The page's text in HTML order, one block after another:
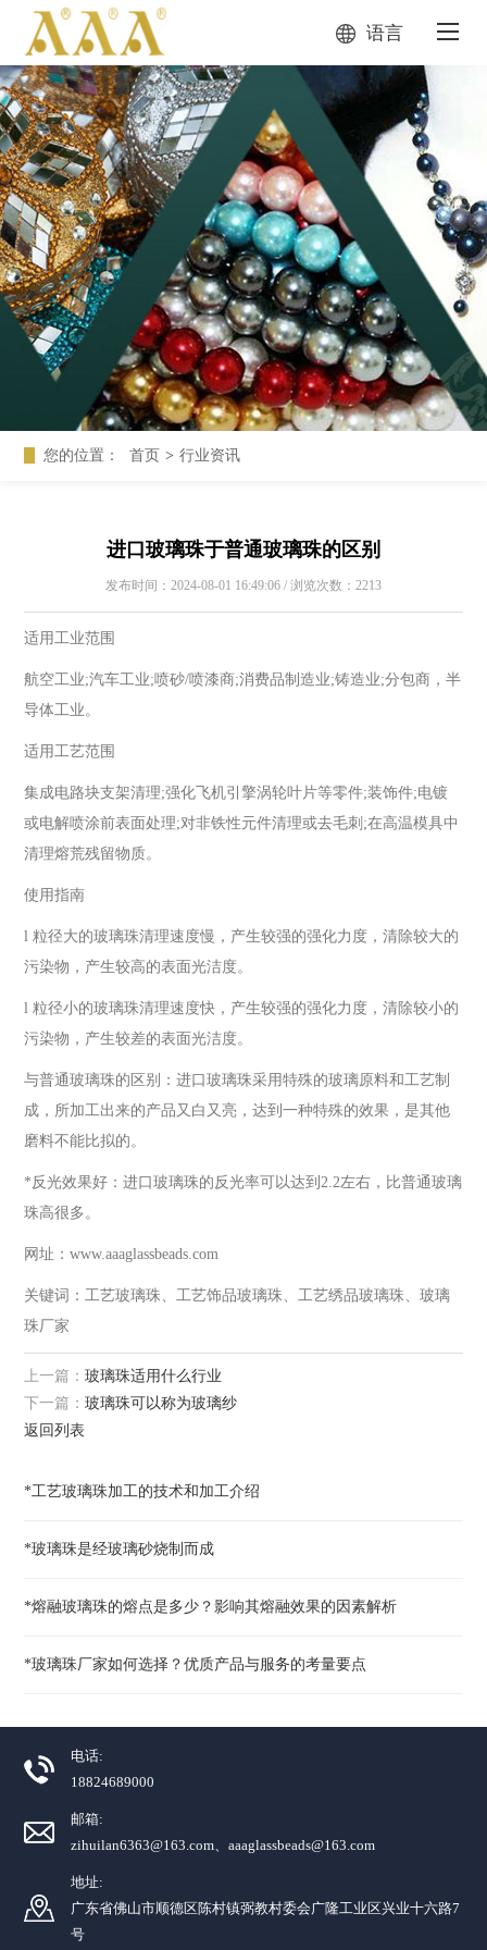
语言
您的位置： 首页 > 行业资讯
进口玻璃珠于普通玻璃珠的区别
发布时间：2024-08-01 16:49:06 / 浏览次数：2213
适用工业范围
航空工业;汽车工业;喷砂/喷漆商;消费品制造业;铸造业;分包商，半
导体工业。
适用工艺范围
集成电路块支架清理;强化飞机引擎涡轮叶片等零件;装饰件;电镀
或电解喷涂前表面处理;对非铁性元件清理或去毛刺;在高温模具中
清理熔荒残留物质。
使用指南
l 粒径大的玻璃珠清理速度慢，产生较强的强化力度，清除较大的
污染物，产生较高的表面光洁度。
l 粒径小的玻璃珠清理速度快，产生较强的强化力度，清除较小的
污染物，产生较差的表面光洁度。
与普通玻璃珠的区别：进口玻璃珠采用特殊的玻璃原料和工艺制
成，所加工出来的产品又白又亮，达到一种特殊的效果，是其他
磨料不能比拟的。
*反光效果好：进口玻璃珠的反光率可以达到2.2左右，比普通玻璃
珠高很多。
网址：www.aaaglassbeads.com
关键词：工艺玻璃珠、工艺饰品玻璃珠、工艺绣品玻璃珠、玻璃
珠厂家
上一篇：玻璃珠适用什么行业
返回列表
下一篇：玻璃珠可以称为玻璃纱
*工艺玻璃珠加工的技术和加工介绍
*玻璃珠是经玻璃砂烧制而成
*熔融玻璃珠的熔点是多少？影响其熔融效果的因素解析
*玻璃珠厂家如何选择？优质产品与服务的考量要点
电话:
18824689000
邮箱:
zihuilan6363@163.com、aaaglassbeads@163.com
地址:
广东省佛山市顺德区陈村镇弼教村委会广隆工业区兴业十六路7
号